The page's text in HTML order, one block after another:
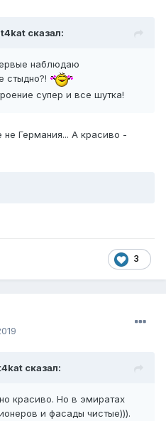
сказал:
наблюдаю
стыдно?!
супер и все шутка!
Германия... А красиво -
3
сказал:
красиво. Но в эмиратах
и фасады чистые))).